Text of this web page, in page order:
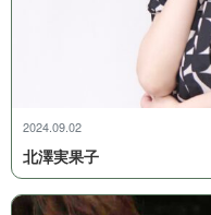
2024.09.02
北 澤 実 果 子